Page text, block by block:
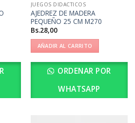
JUEGOS DIDACTICOS
AJEDREZ DE MADERA
PEQUEÑO 25 CM M270
Bs.28,00
AÑADIR AL CARRITO
ORDENAR POR
WHATSAPP